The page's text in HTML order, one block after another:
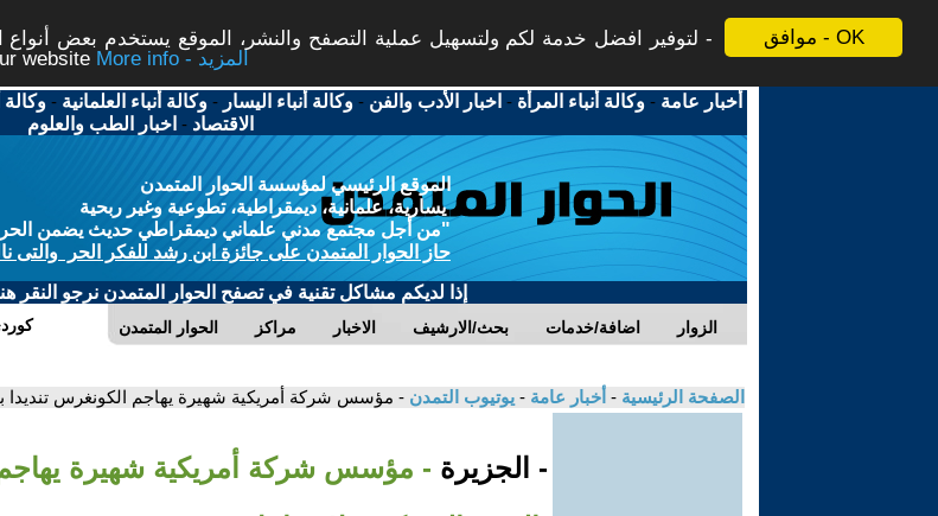
موافق - OK
لتوفير افضل خدمة لكم ولتسهيل عملية التصفح والنشر، الموقع يستخدم بعض
website
More info - المزيد
أخبار عامة -وكالة أنباء المرأة - اخبار الأدب والفن -وكالة أنباء اليسار -وكالة أنباء العلمانية -وكالة
الاقتصاد - اخبار الطب والعلوم
الموقع الرئيسي لمؤسسة الحوار المتمدن
يسارية، علمانية، ديمقراطية، تطوعية وغير ربحية
"من أجل مجتمع مدني علماني ديمقراطي حديث يضمن الحرية
حاز الحوار المتمدن على جائزة ابن رشد للفكر الحر والتى
إذا لديكم مشاكل تقنية في تصفح الحوار المتمدن نرجو النقر
الحوار المتمدن مراكز الاخبار بحث/الارشيف اضافة/خدمات الزوار
الصفحة الرئيسية - أخبار عامة - يوتيوب التمدن - مؤسس شركة أمريكية شهيرة يهاجم الكونغرس تنديدا
- الجزيرة - مؤسس شركة أمريكية شهيرة يهاجم